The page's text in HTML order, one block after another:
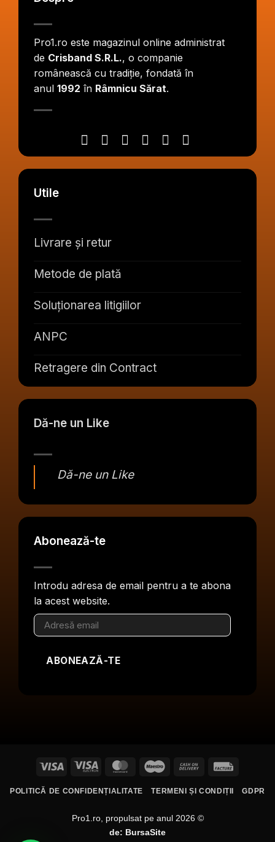
Pro1.ro este magazinul online administrat
de Crisband S.R.L., o companie
românească cu tradiție, fondată în
anul 1992 în Râmnicu Sărat.
Utile
Livrare și retur
Metode de plată
Soluționarea litigiilor
ANPC
Retragere din Contract
Dă-ne un Like
Dă-ne un Like
Abonează-te
Introdu adresa de email pentru a te abona
la acest website.
Adresă
email
ABONEAZĂ-TE
Visa
Visa
MasterCardMaestro
Cash
Delivery
POLITICĂ DE CONFIDENȚIALITATE TERMENI ȘI CONDIȚII GDPR
Pro1.ro, propulsat pe anul 2026 ©
de: BursaSite